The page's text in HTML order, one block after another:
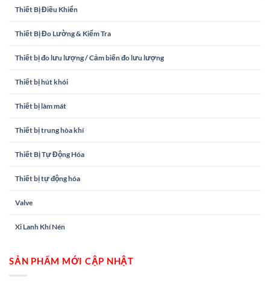
Thiết Bị Điều Khiển
Thiết Bị Đo Lường & Kiểm Tra
Thiết bị đo lưu lượng / Cảm biến đo lưu lượng
Thiết bị hút khói
Thiết bị làm mát
Thiết bị trung hòa khí
Thiết Bị Tự Động Hóa
Thiết bị tự động hóa
Valve
Xi Lanh Khí Nén
SẢN PHẨM MỚI CẬP NHẬT